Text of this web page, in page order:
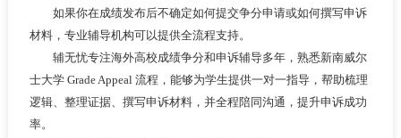
如果你在成绩发布后不确定如何提交争分申请或如何撰写申诉
材料，专业辅导机构可以提供全流程支持。
辅无忧专注海外高校成绩争分和申诉辅导多年，熟悉新南威尔
士大学 Grade Appeal 流程，能够为学生提供一对一指导，帮助梳理
逻辑、整理证据、撰写申诉材料，并全程陪同沟通，提升申诉成功
率。